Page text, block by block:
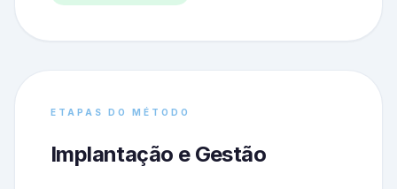
ETAPAS DO MÉTODO
Implantação e Gestão